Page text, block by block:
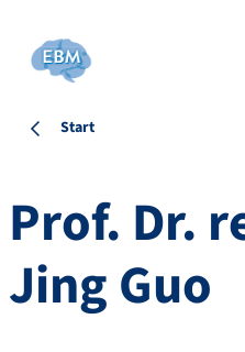
Start
Prof. Dr.
JingGuo